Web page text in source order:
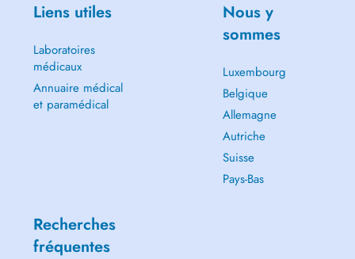
Liens utiles
Laboratoires
médicaux
Annuaire médical
et paramédical
Nous y
sommes
Luxembourg
Belgique
Allemagne
Autriche
Suisse
Pays-Bas
Recherches
fréquentes